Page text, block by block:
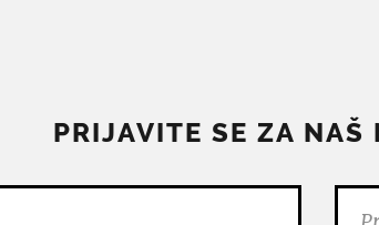
PRIJAVITE SE ZA NAŠ